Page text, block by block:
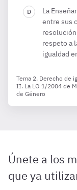
La
entre sus
respeto a
igualdad
Tema 2. Derecho de
II. La LO 1/2004 de
de Género
Únete a los
que ya